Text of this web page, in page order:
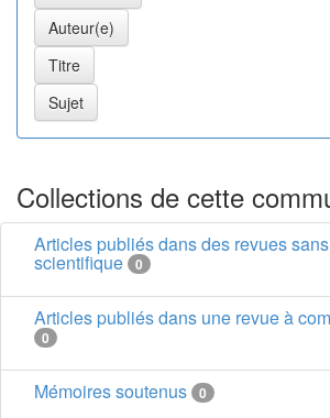
Collections de cette
Articles publiés dans des revues
scientifique 0
Articles publiés dans une revue à
0
Mémoires soutenus 0